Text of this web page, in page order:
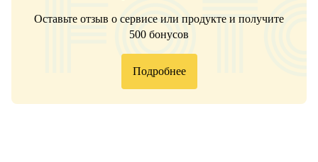
Оставьте отзыв о сервисе или продукте и получите
500 бонусов
Подробнее